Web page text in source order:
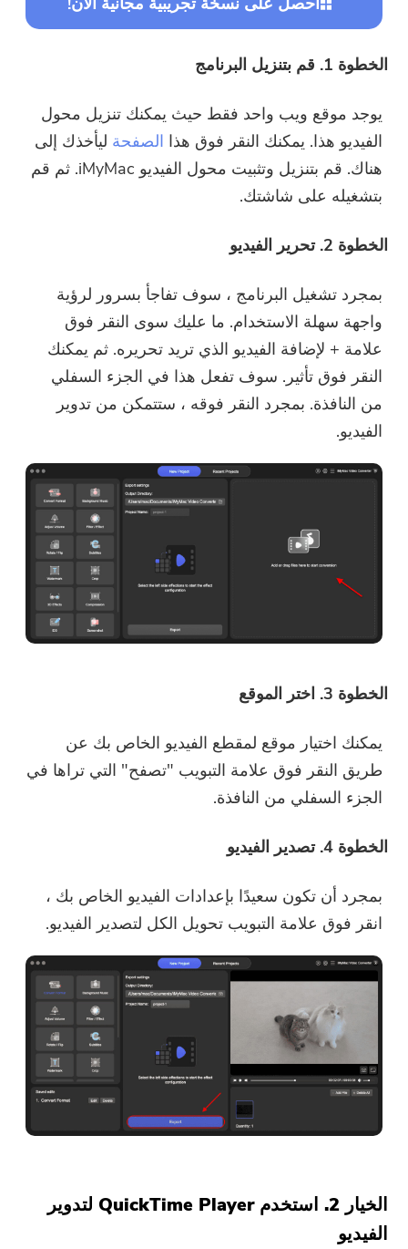
الخطوة 1. قم بتنزيل البرنامج
يوجد موقع ويب واحد فقط حيث يمكنك تنزيل محول
الفيديو هذا. يمكنك النقر فوق هذا الصفحة ليأخذك إلى
هناك. قم بتنزيل وتثبيت محول الفيديو iMyMac. ثم قم
بتشغيله على شاشتك.
الخطوة 2. تحرير الفيديو
بمجرد تشغيل البرنامج ، سوف تفاجأ بسرور لرؤية
واجهة سهلة الاستخدام. ما عليك سوى النقر فوق
علامة + لإضافة الفيديو الذي تريد تحريره. ثم يمكنك
النقر فوق تأثير. سوف تفعل هذا في الجزء السفلي
من النافذة. بمجرد النقر فوقه ، ستتمكن من تدوير
الفيديو.
الخطوة 3. اختر الموقع
يمكنك اختيار موقع لمقطع الفيديو الخاص بك عن
طريق النقر فوق علامة التبويب "تصفح" التي تراها في
الجزء السفلي من النافذة.
الخطوة 4. تصدير الفيديو
بمجرد أن تكون سعيدًا بإعدادات الفيديو الخاص بك ،
انقر فوق علامة التبويب تحويل الكل لتصدير الفيديو.
الخيار 2. استخدم QuickTime Player لتدوير
الفيديو